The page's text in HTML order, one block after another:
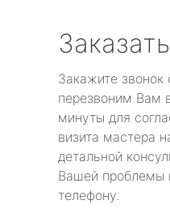
Закажите
перезвоним Вам
минуты для
визита мастера
детальной
Вашей проблемы
телефону.